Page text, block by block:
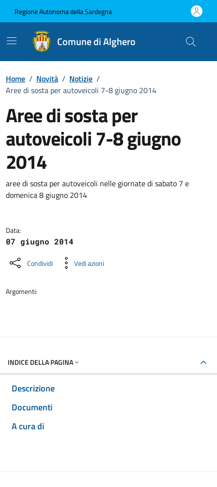
Regione Autonoma della Sardegna
Comune di Alghero
Home / Novità / Notizie /
Aree di sosta per autoveicoli 7-8 giugno 2014
Aree di sosta per
autoveicoli 7-8 giugno
2014
Dettagli della notizia
aree di sosta per autoveicoli nelle giornate di sabato 7 e
domenica 8 giugno 2014
Data:
07 giugno 2014
Condividi Vedi azioni
Argomenti:
INDICE DELLA PAGINA
Descrizione
Documenti
A cura di